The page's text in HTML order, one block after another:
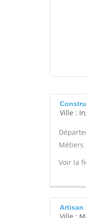
Ville :
Métiers
Voir la
Artisan